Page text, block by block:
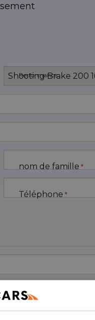
Performance
nom de famille *
Téléphone *